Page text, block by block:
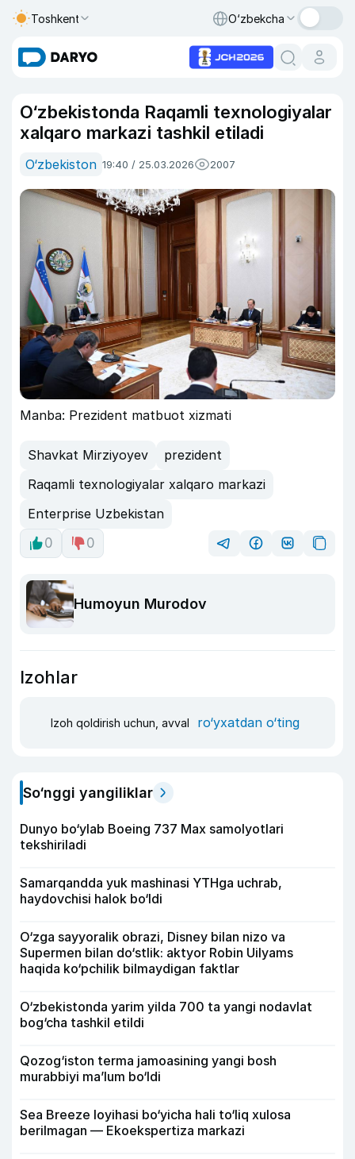
Toshkent O‘zbekcha
O‘zbekistonda Raqamli texnologiyalar
xalqaro markazi tashkil etiladi
O‘zbekiston 19:40 / 25.03.2026 2007
Manba: Prezident matbuot xizmati
Shavkat Mirziyoyev
prezident
Raqamli texnologiyalar xalqaro markazi
Enterprise Uzbekistan
0
0
Humoyun Murodov
Izohlar
Izoh qoldirish uchun, avval ro‘yxatdan o‘ting
So‘nggi yangiliklar
Dunyo bo‘ylab Boeing 737 Max samolyotlari
tekshiriladi
Samarqandda yuk mashinasi YTHga uchrab,
haydovchisi halok bo‘ldi
O‘zga sayyoralik obrazi, Disney bilan nizo va
Supermen bilan do‘stlik: aktyor Robin Uilyams
haqida ko‘pchilik bilmaydigan faktlar
O‘zbekistonda yarim yilda 700 ta yangi nodavlat
bog‘cha tashkil etildi
Qozog‘iston terma jamoasining yangi bosh
murabbiyi ma’lum bo‘ldi
Sea Breeze loyihasi bo‘yicha hali to‘liq xulosa
berilmagan — Ekoekspertiza markazi